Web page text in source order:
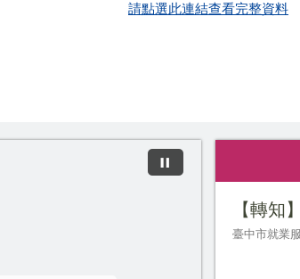
請點選此連結查看完整資料
【轉知
臺中市就業